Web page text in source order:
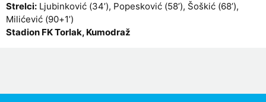
Strelci: Ljubinković (34’), Popesković (58’), Šoškić (68’),
Milićević (90+1’)
Stadion FK Torlak, Kumodraž